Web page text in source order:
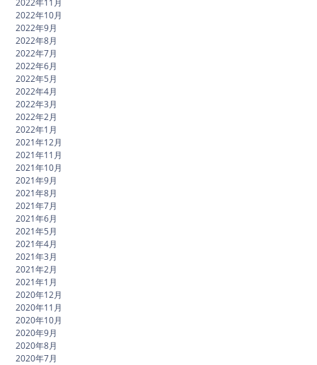
2022年11月
2022年10月
2022年9月
2022年8月
2022年7月
2022年6月
2022年5月
2022年4月
2022年3月
2022年2月
2022年1月
2021年12月
2021年11月
2021年10月
2021年9月
2021年8月
2021年7月
2021年6月
2021年5月
2021年4月
2021年3月
2021年2月
2021年1月
2020年12月
2020年11月
2020年10月
2020年9月
2020年8月
2020年7月